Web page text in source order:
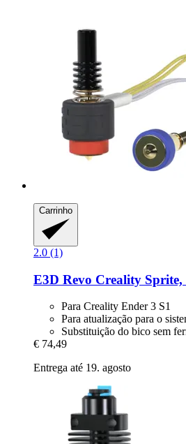
Carrinho
2.0 (1)
E3D Revo Creality
Para Creality Ender 3 S1
Para atualização para o
Substituição do bico sem
€ 74,49
Entrega até 19. agosto